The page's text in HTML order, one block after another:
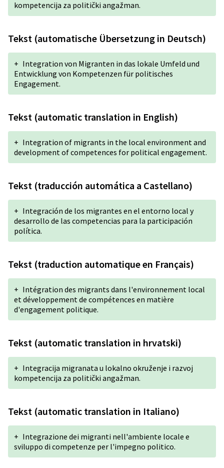
kompetencija za politički angažman.
Tekst (automatische Übersetzung in Deutsch)
+ Integration von Migranten in das lokale Umfeld und
Entwicklung von Kompetenzen für politisches
Engagement.
Tekst (automatic translation in English)
+ Integration of migrants in the local environment and
development of competences for political engagement.
Tekst (traducción automática a Castellano)
+ Integración de los migrantes en el entorno local y
desarrollo de las competencias para la participación
política.
Tekst (traduction automatique en Français)
+ Intégration des migrants dans l'environnement local
et développement de compétences en matière
d'engagement politique.
Tekst (automatic translation in hrvatski)
+ Integracija migranata u lokalno okruženje i razvoj
kompetencija za politički angažman.
Tekst (automatic translation in Italiano)
+ Integrazione dei migranti nell'ambiente locale e
sviluppo di competenze per l'impegno politico.